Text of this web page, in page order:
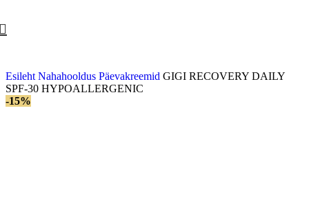
Esileht Nahahooldus Päevakreemid GIGI RECOVERY DAILY
SPF-30 HYPOALLERGENIC
-15%